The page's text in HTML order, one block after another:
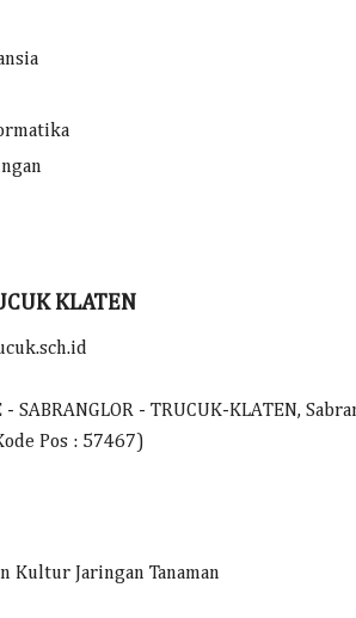
KLATEN
- SABRANGLOR - TRUCUK-KLATEN,
Pos : 57467)
Kultur Jaringan Tanaman